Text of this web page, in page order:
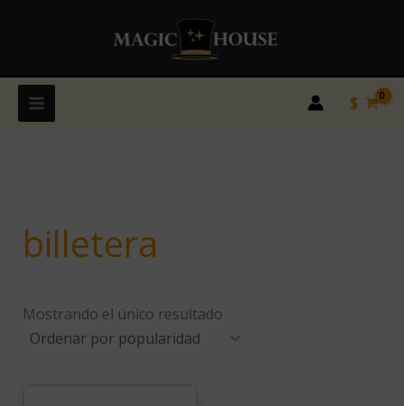
$
billetera
Mostrando el único resultado